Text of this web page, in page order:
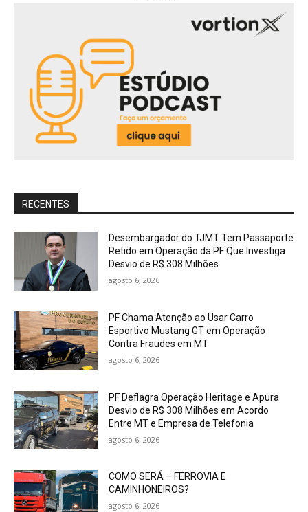
RECENTES
Desembargador do TJMT Tem Passaporte
Retido em Operação da PF Que Investiga
Desvio de R$ 308 Milhões
agosto 6, 2026
PF Chama Atenção ao Usar Carro
Esportivo Mustang GT em Operação
Contra Fraudes em MT
agosto 6, 2026
PF Deflagra Operação Heritage e Apura
Desvio de R$ 308 Milhões em Acordo
Entre MT e Empresa de Telefonia
agosto 6, 2026
COMO SERÁ – FERROVIA E
CAMINHONEIROS?
agosto 6, 2026